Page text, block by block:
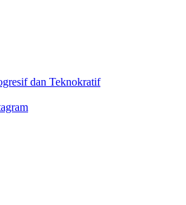
dan Teknokratif